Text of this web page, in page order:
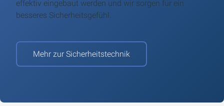
effektiv eingebaut werden und wir sorgen für ein
besseres Sicherheitsgefühl.
Mehr zur Sicherheitstechnik